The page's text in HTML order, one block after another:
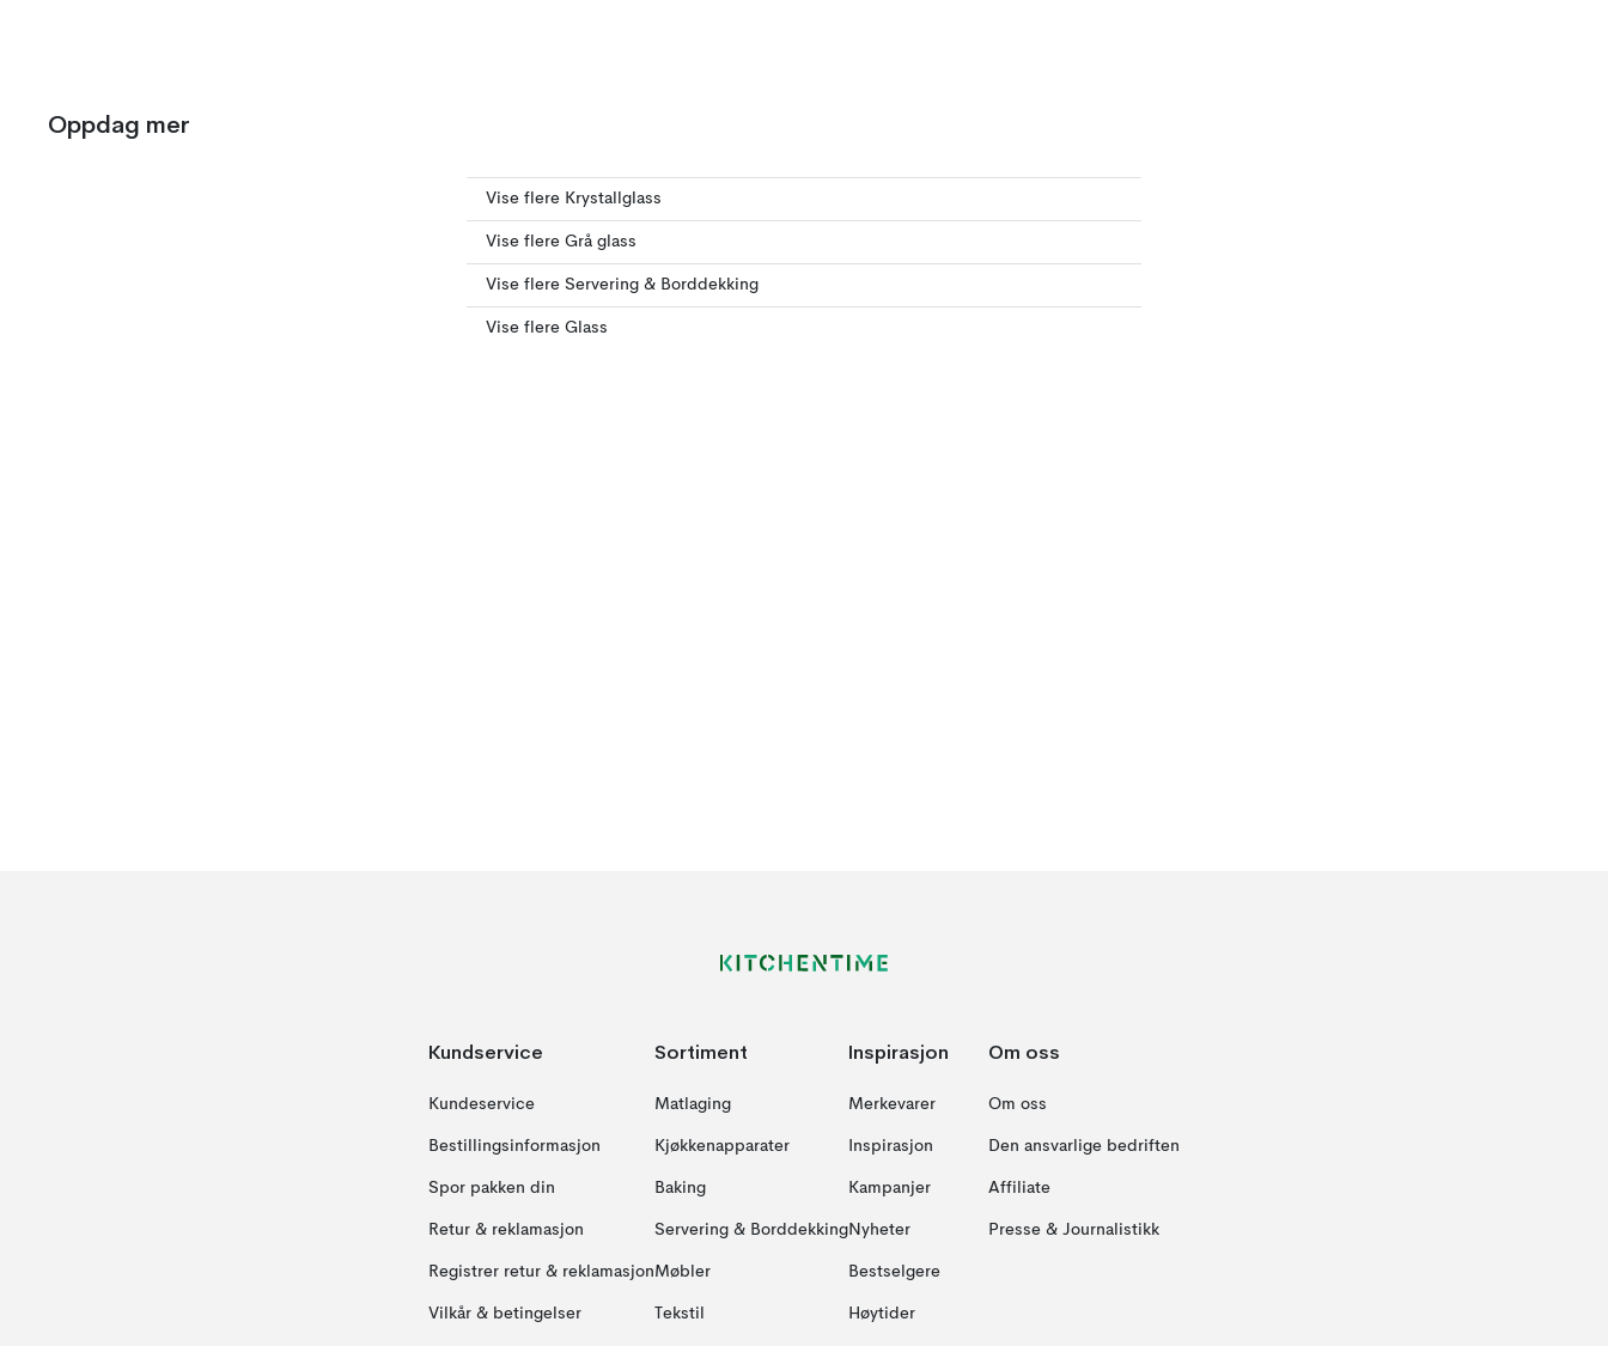
Oppdag mer
Vise flere Krystallglass
Vise flere Grå glass
Vise flere Servering & Borddekking
Vise flere Glass
Kundservice
Kundeservice
Bestillingsinformasjon
Spor pakken din
Retur & reklamasjon
Registrer retur & reklamasjon
Vilkår & betingelser
Sortiment
Matlaging
Kjøkkenapparater
Baking
Servering & Borddekking
Møbler
Tekstil
Inspirasjon
Merkevarer
Inspirasjon
Kampanjer
Nyheter
Bestselgere
Høytider
Om oss
Om oss
Den ansvarlige bedriften
Affiliate
Presse & Journalistikk